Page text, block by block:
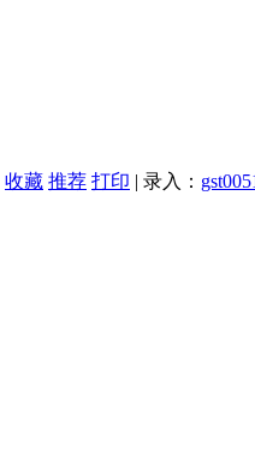
收藏 推荐 打印 | 录入：